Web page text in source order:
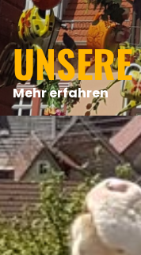
Mehr erfahren